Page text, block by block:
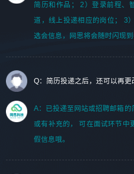
简历和作品； 2）登录前程、
道，线上投递相应的岗位； 3
选会信息，网思将会随时闪现
Q：简历投递之后，还可以再更
A：已投递至网站或招聘邮箱
或有补充的， 可在面试环节中
假信息哦。